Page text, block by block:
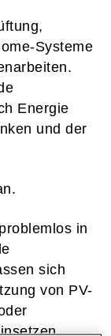
Systeme
Energie
und der
in
sich
von PV-